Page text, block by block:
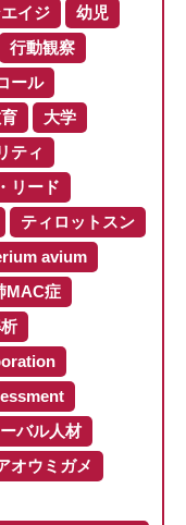
イジ
幼児
行動観察
ール
大学
ティ
リード
ティロットスン
avium
MAC症
バル人材
オウミガメ